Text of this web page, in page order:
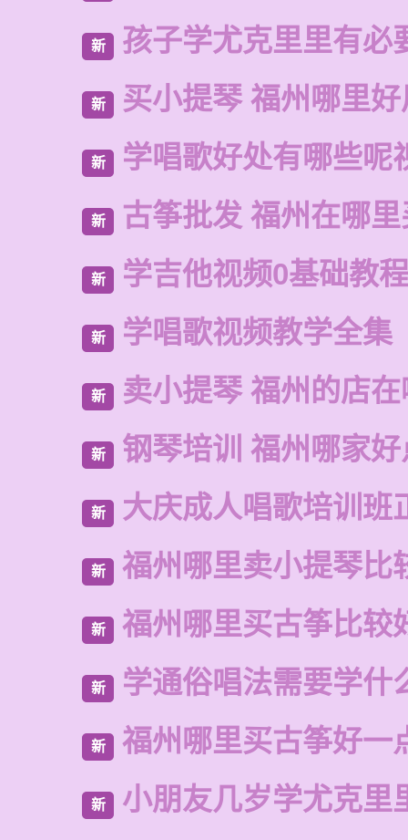
新 孩子学尤克里里有必
新 买小提琴 福州哪里
新 学唱歌好处有哪些呢
新 古筝批发 福州在哪
新 学吉他视频0基础教
新 学唱歌视频教学全集
新 卖小提琴 福州的店
新 钢琴培训 福州哪家好
新 大庆成人唱歌培训班
新 福州哪里卖小提琴比
新 福州哪里买古筝比较
新 学通俗唱法需要学什
新 福州哪里买古筝好一
新 小朋友几岁学尤克里